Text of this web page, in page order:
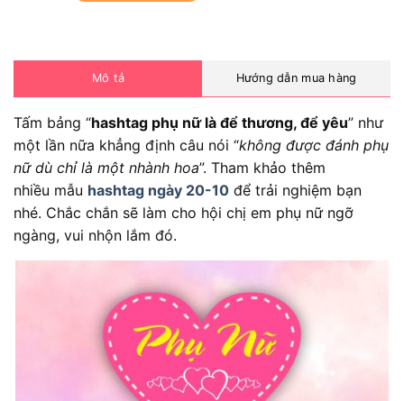
Mô tả Hướng dẫn mua hàng
Tấm bảng “hashtag phụ nữ là để thương, để yêu” như
một lần nữa khẳng định câu nói “không được đánh phụ
nữ dù chỉ là một nhành hoa”. Tham khảo thêm
nhiều mẫu hashtag ngày 20-10 để trải nghiệm bạn
nhé. Chắc chắn sẽ làm cho hội chị em phụ nữ ngỡ
ngàng, vui nhộn lắm đó.